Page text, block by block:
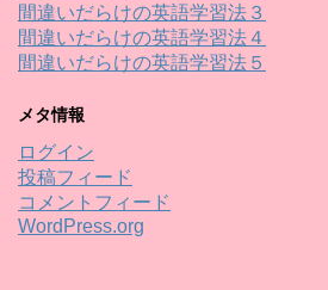
間違いだらけの英語学習法３
間違いだらけの英語学習法４
間違いだらけの英語学習法５
メタ情報
ログイン
投稿フィード
コメントフィード
WordPress.org